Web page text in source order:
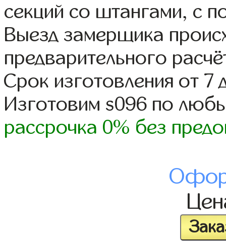
секций со штангами, с
Выезд замерщика
предварительного
Срок изготовления от 7
Изготовим s096 по
рассрочка 0% без